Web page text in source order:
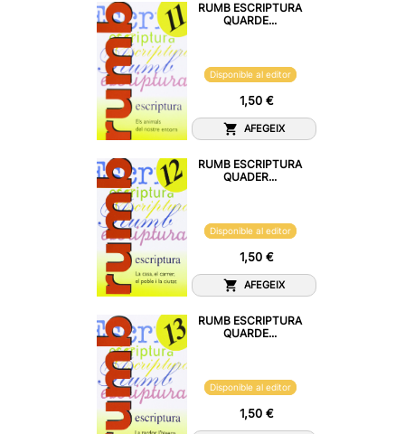
RUMB ESCRIPTURA
QUARDE...
Disponible al editor
1,50 €
AFEGEIX
RUMB ESCRIPTURA
QUADER...
Disponible al editor
1,50 €
AFEGEIX
RUMB ESCRIPTURA
QUARDE...
Disponible al editor
1,50 €